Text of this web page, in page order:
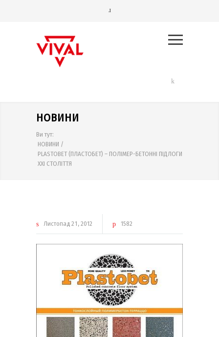
НОВИНИ
Ви тут:
НОВИНИ /
PLASTOBET (ПЛАСТОБЕТ) – ПОЛІМЕР-БЕТОННІ ПІДЛОГИ
ХХІ СТОЛІТТЯ
Листопад 21 2012 1582